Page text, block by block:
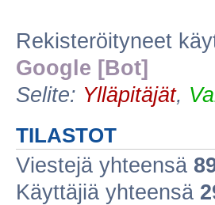
Rekisteröityneet
Google [Bot]
Selite: Ylläpitäjät,
TILASTOT
Viestejä yhteensä
Käyttäjiä yhteensä